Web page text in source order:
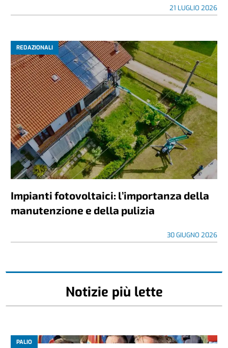
21 LUGLIO 2026
REDAZIONALI
Impianti fotovoltaici: l’importanza della
manutenzione e della pulizia
30 GIUGNO 2026
Notizie più lette
PALIO